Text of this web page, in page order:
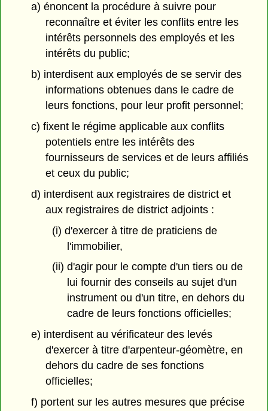
a) énoncent la procédure à suivre pour
reconnaître et éviter les conflits entre les
intérêts personnels des employés et les
intérêts du public;
b) interdisent aux employés de se servir des
informations obtenues dans le cadre de
leurs fonctions, pour leur profit personnel;
c) fixent le régime applicable aux conflits
potentiels entre les intérêts des
fournisseurs de services et de leurs affiliés
et ceux du public;
d) interdisent aux registraires de district et
aux registraires de district adjoints :
(i) d'exercer à titre de praticiens de
l'immobilier,
(ii) d'agir pour le compte d'un tiers ou de
lui fournir des conseils au sujet d'un
instrument ou d'un titre, en dehors du
cadre de leurs fonctions officielles;
e) interdisent au vérificateur des levés
d'exercer à titre d'arpenteur-géomètre, en
dehors du cadre de ses fonctions
officielles;
f) portent sur les autres mesures que précise